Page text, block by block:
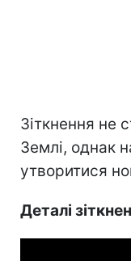
Зіткнення не
Землі, однак
утворитися
Деталі